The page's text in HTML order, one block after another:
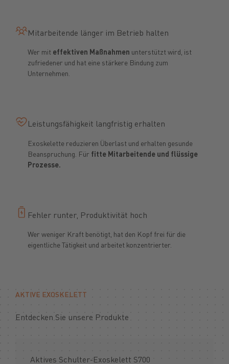
Mitarbeitende länger im Betrieb halten
Wer mit effektiven Maßnahmen unterstützt wird, ist
zufriedener und hat eine stärkere Bindung zum
Unternehmen.
Leistungsfähigkeit langfristig erhalten
Exoskelette reduzieren Überlast und erhalten gesunde
Beanspruchung. Für fitte Mitarbeitende und flüssige
Prozesse.
Fehler runter, Produktivität hoch
Wer weniger Kraft benötigt, hat den Kopf frei für die
eigentliche Tätigkeit und arbeitet konzentrierter.
AKTIVE EXOSKELETT
Entdecken Sie unsere Produkte
Aktives Schulter-Exoskelett S700